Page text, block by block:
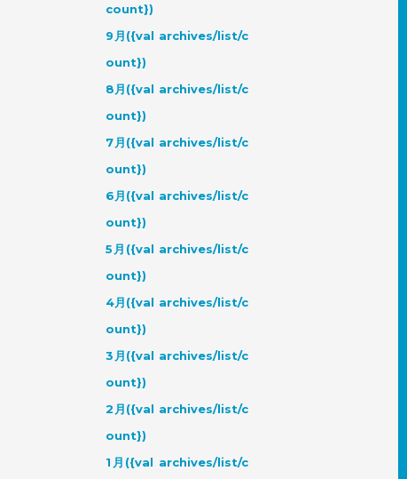
count})
9月({val archives/list/c
ount})
8月({val archives/list/c
ount})
7月({val archives/list/c
ount})
6月({val archives/list/c
ount})
5月({val archives/list/c
ount})
4月({val archives/list/c
ount})
3月({val archives/list/c
ount})
2月({val archives/list/c
ount})
1月({val archives/list/c